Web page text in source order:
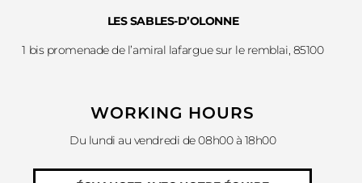
LES SABLES-D’OLONNE
1 bis promenade de l’amiral lafargue sur le remblai, 85100
WORKING HOURS
Du lundi au vendredi de 08h00 à 18h00